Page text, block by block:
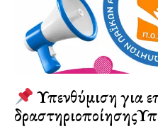
Υπενθύμιση για